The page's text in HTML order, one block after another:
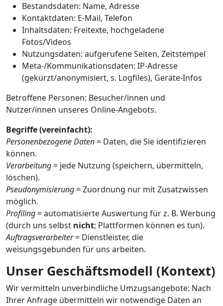
Bestandsdaten: Name, Adresse
Kontaktdaten: E-Mail, Telefon
Inhaltsdaten: Freitexte, hochgeladene
Fotos/Videos
Nutzungsdaten: aufgerufene Seiten, Zeitstempel
Meta-/Kommunikationsdaten: IP-Adresse
(gekürzt/anonymisiert, s. Logfiles), Geräte-Infos
Betroffene Personen: Besucher/innen und
Nutzer/innen unseres Online-Angebots.
Begriffe (vereinfacht):
Personenbezogene Daten= Daten, die Sie identifizieren
können.
Verarbeitung= jede Nutzung (speichern, übermitteln,
löschen).
Pseudonymisierung= Zuordnung nur mit Zusatzwissen
möglich.
Profiling= automatisierte Auswertung für z. B. Werbung
(durch uns selbst nicht; Plattformen können es tun).
Auftragsverarbeiter= Dienstleister, die
weisungsgebunden für uns arbeiten.
Unser Geschäftsmodell (Kontext)
Wir vermitteln unverbindliche Umzugsangebote: Nach
Ihrer Anfrage übermitteln wir notwendige Daten an